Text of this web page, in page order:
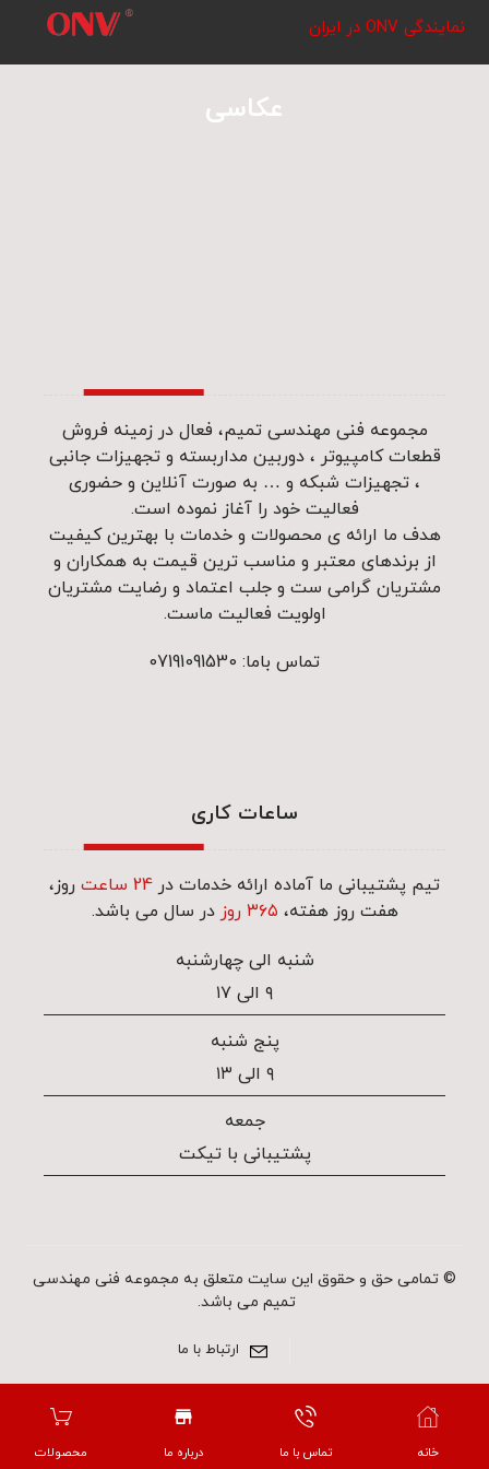
نمایندگی ONV در ایران
عکاسی
مجموعه فنی مهندسی تمیم، فعال در زمینه فروش
قطعات کامپیوتر ، دوربین مداربسته و تجهیزات جانبی
، تجهیزات شبکه و … به صورت آنلاین و حضوری
فعالیت خود را آغاز نموده است.
هدف ما ارائه ی محصولات و خدمات با بهترین کیفیت
از برندهای معتبر و مناسب ترین قیمت به همکاران و
مشتریان گرامی ست و جلب اعتماد و رضایت مشتریان
اولویت فعالیت ماست.
تماس باما: 07191091530
ساعات کاری
تیم پشتیبانی ما آماده ارائه خدمات در 24 ساعت
روز،
هفت روز هفته، ۳۶۵ روز در سال می باشد.
شنبه الی چهارشنبه
۹ الی ۱۷
پنج شنبه
۹ الی ۱۳
جمعه
پشتیبانی با تیکت
© تمامی حق و حقوق این سایت متعلق به مجموعه فنی مهندسی
تمیم می باشد.
ارتباط با ما
خانه تماس با ما درباره ما محصولات